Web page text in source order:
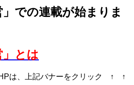
」での連載が始まりま
」とは
は、上記バナーをクリック ↑ ↑